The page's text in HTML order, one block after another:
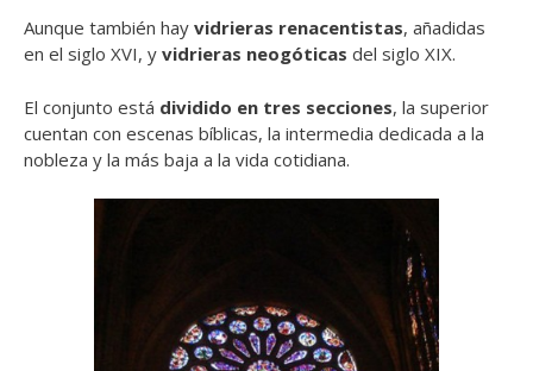
Aunque también hay vidrieras renacentistas, añadidas
en el siglo XVI, y vidrieras neogóticas del siglo XIX.
El conjunto está dividido en tres secciones, la superior
cuentan con escenas bíblicas, la intermedia dedicada a la
nobleza y la más baja a la vida cotidiana.